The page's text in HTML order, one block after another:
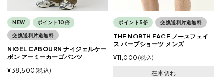
NEW ポイント10倍
交換送料片道無料
NIGEL CABOURN ナイジェルケー
ボン アーミーカーゴパンツ
¥38,500 税込
ポイント5倍 交換送料片道無料
THE NORTH FACE ノースフェイ
ス バーブショーツ メンズ
¥11,000 税込
在庫切れ